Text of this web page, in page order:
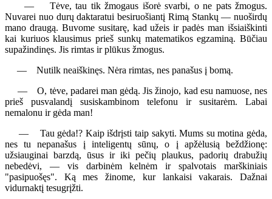
— Tėve, tau tik žmogaus išorė svarbi, o ne pats žmogus.
Nuvarei nuo durų daktaratui besiruošiantį Rimą Stankų — nuoširdų
mano draugą. Buvome susitarę, kad užeis ir padės man išsiaiškinti
kai kuriuos klausimus prieš sunkų matematikos egzaminą. Būčiau
supažindinęs. Jis rimtas ir plūkus žmogus.
— Nutilk neaiškinęs. Nėra rimtas, nes panašus į bomą.
— O, tėve, padarei man gėdą. Jis žinojo, kad esu namuose, nes
prieš pusvalandį susiskambinom telefonu ir susitarėm. Labai
nemalonu ir gėda man!
— Tau gėda!? Kaip išdrįsti taip sakyti. Mums su motina gėda,
nes tu nepanašus į inteligentų sūnų, o į apžėlusią beždžionę:
užsiauginai barzdą, ūsus ir iki pečių plaukus, padorių drabužių
nebedėvi, — vis darbinėm kelnėm ir spalvotais marškiniais
"pasipuošęs". Ką mes žinome, kur lankaisi vakarais. Dažnai
vidurnaktį tesugrįžti.